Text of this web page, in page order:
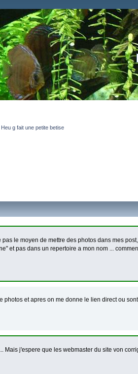
Heu g fait une petite betise
pas le moyen de mettre des photos dans mes
et pas dans un repertoire a mon nom ...
photos et apres on me donne le lien direct ou
Mais j'espere que les webmaster du site von